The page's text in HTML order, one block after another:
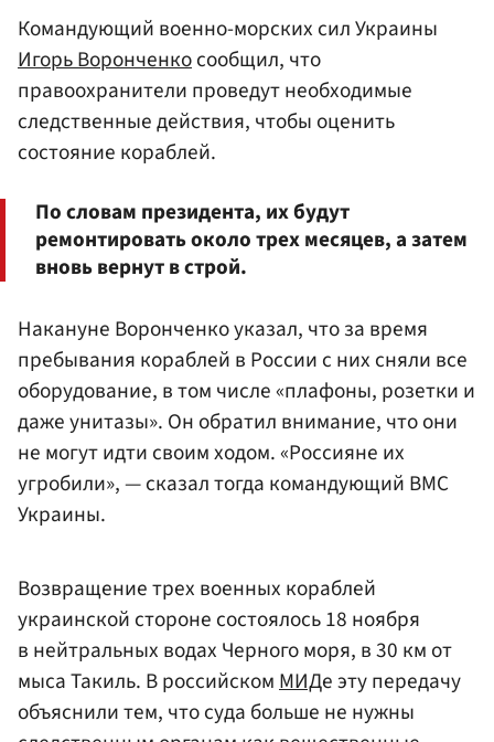
Командующий военно-морских сил Украины
Игорь Воронченкосообщил, что
правоохранители проведут необходимые
следственные действия, чтобы оценить
состояние кораблей.
По словам президента, их будут
ремонтировать около трех месяцев, а затем
вновь вернут в строй.
Накануне Воронченко указал, что за время
пребывания кораблей в России с них сняли все
оборудование, в том числе «плафоны, розетки и
даже унитазы». Он обратил внимание, что они
не могут идти своим ходом. «Россияне их
угробили», — сказал тогда командующий ВМС
Украины.
Возвращение трех военных кораблей
украинской стороне состоялось 18 ноября
в нейтральных водах Черного моря, в 30 км от
мыса Такиль. В российскомМИДе эту передачу
объяснили тем, что суда больше не нужны